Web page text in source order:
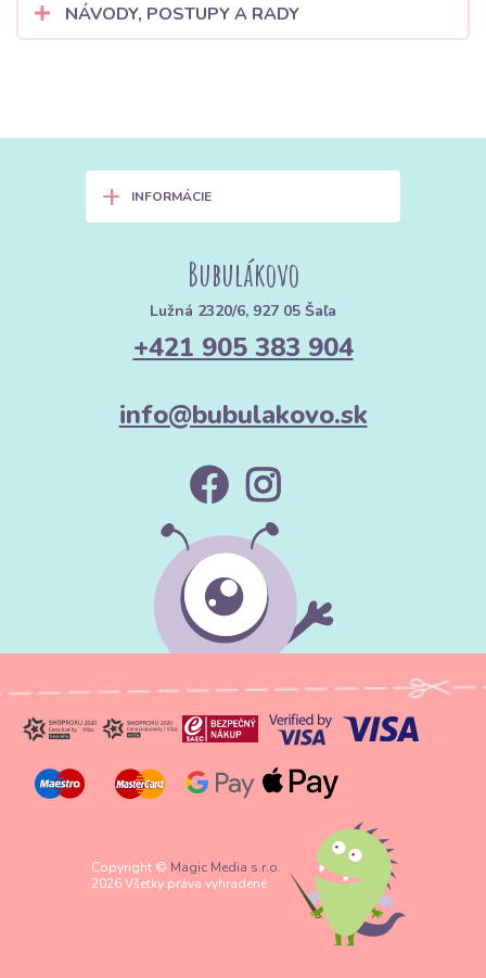
NÁVODY, POSTUPY A RADY
+ INFORMÁCIE
Bubulákovo
Lužná 2320/6, 927 05 Šaľa
+421 905 383 904
info@bubulakovo.sk
Copyright © Magic Media s.r.o.
2026 Všetky práva vyhradené